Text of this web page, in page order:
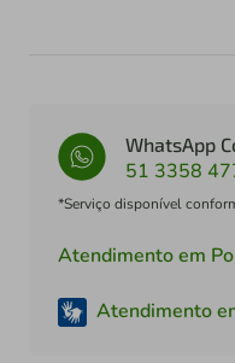
WhatsApp
51 3358
*Serviço disponível
Atendimento em
Atendimento